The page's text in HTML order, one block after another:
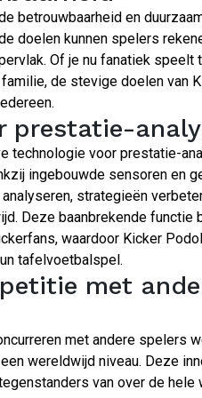
betrouwbaarheid en
doelen kunnen spelers
Of je nu fanatiek speelt
de stevige doelen van
prestatie-
technologie voor prestatie-
ingebouwde sensoren en
strategieën
Deze baanbrekende functie
waardoor Kicker
tafelvoetbalspel.
met
met andere spelers
wereldwijd niveau. Deze
van over de hele